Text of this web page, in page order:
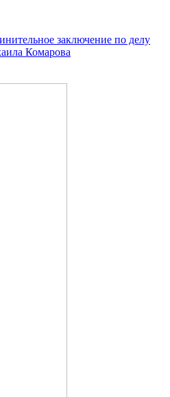
заключение по делу
Комарова